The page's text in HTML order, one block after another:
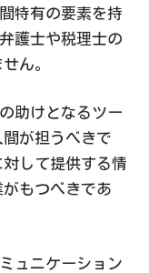
特有の要素を持
護士や税理士の
ん。
助けとなるツー
が担うべきで
して提供する情
もつべきであ
ュニケーション